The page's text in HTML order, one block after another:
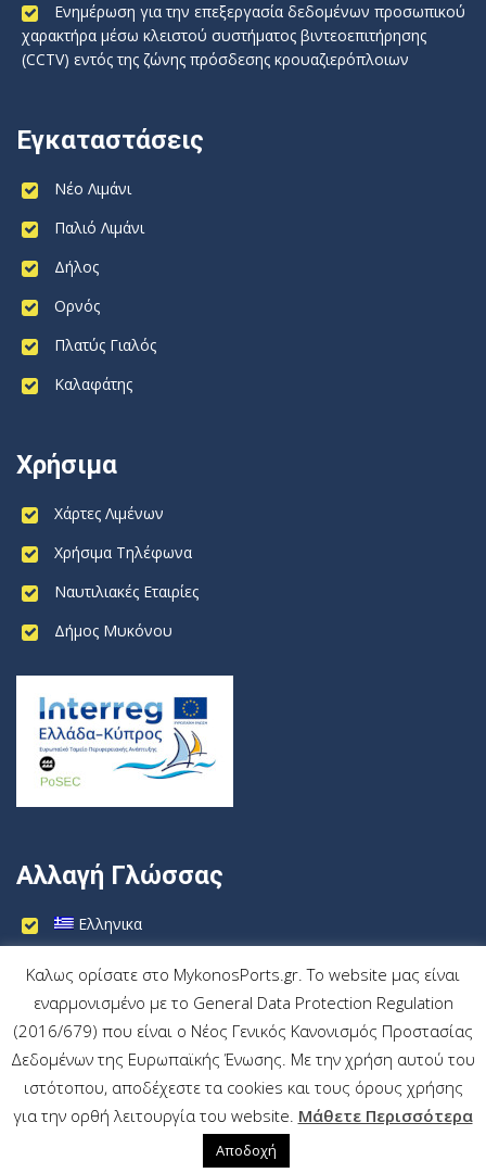
Ενημέρωση για την επεξεργασία δεδομένων προσωπικού
χαρακτήρα μέσω κλειστού συστήματος βιντεοεπιτήρησης
(CCTV) εντός της ζώνης πρόσδεσης κρουαζιερόπλοιων
Εγκαταστάσεις
Νέο Λιμάνι
Παλιό Λιμάνι
Δήλος
Ορνός
Πλατύς Γιαλός
Καλαφάτης
Χρήσιμα
Χάρτες Λιμένων
Χρήσιμα Τηλέφωνα
Ναυτιλιακές Εταιρίες
Δήμος Μυκόνου
Αλλαγή Γλώσσας
Ελληνικα
Αγγλικα
All rights reserved MykonosPorts.gr
Wrk.gr
Καλως ορίσατε στο MykonosPorts.gr. Το website μας είναι
εναρμονισμένο με το General Data Protection Regulation
(2016/679) που είναι ο Νέος Γενικός Κανονισμός Προστασίας
Δεδομένων της Ευρωπαϊκής Ένωσης. Με την χρήση αυτού του
ιστότοπου, αποδέχεστε τα cookies και τους όρους χρήσης
για την ορθή λειτουργία του website. Μάθετε Περισσότερα
Αποδοχή